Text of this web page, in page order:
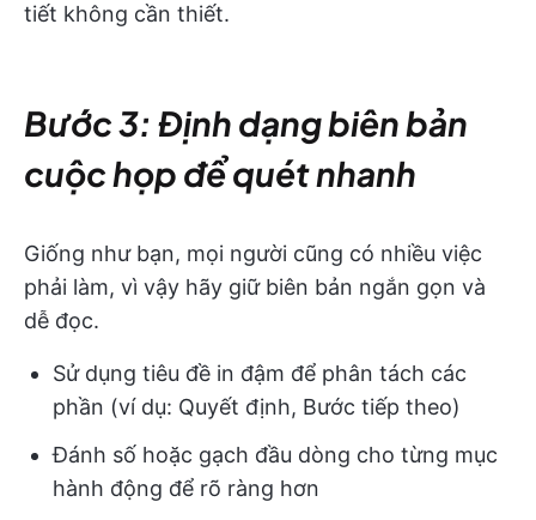
tiết không cần thiết.
Bước 3: Định dạng biên bản
cuộc họp để quét nhanh
Giống như bạn, mọi người cũng có nhiều việc
phải làm, vì vậy hãy giữ biên bản ngắn gọn và
dễ đọc.
Sử dụng tiêu đề in đậm để phân tách các
phần (ví dụ: Quyết định, Bước tiếp theo)
Đánh số hoặc gạch đầu dòng cho từng mục
hành động để rõ ràng hơn